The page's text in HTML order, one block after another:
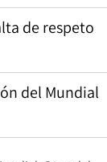
de respeto
del Mundial